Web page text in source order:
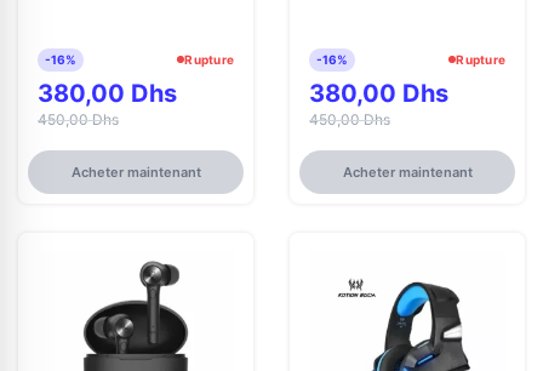
-16% Rupture
380,00 Dhs
450,00 Dhs
Acheter maintenant
-16% Rupture
380,00 Dhs
450,00 Dhs
Acheter maintenant